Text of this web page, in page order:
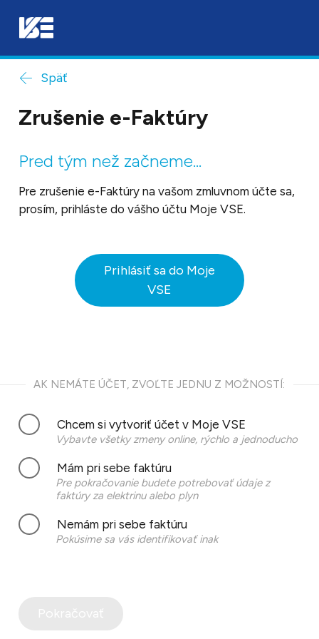
Späť
Zrušenie e-Faktúry
Pred tým než začneme...
Pre zrušenie e-Faktúry na vašom zmluvnom účte sa,
prosím, prihláste do vášho účtu Moje VSE.
Prihlásiť sa do Moje
VSE
AK NEMÁTE ÚČET, ZVOĽTE JEDNU Z MOŽNOSTÍ:
Chcem si vytvoriť účet v Moje VSE
Vybavte všetky zmeny online, rýchlo a jednoducho
Mám pri sebe faktúru
Pre pokračovanie budete potrebovať údaje z
faktúry za elektrinu alebo plyn
Nemám pri sebe faktúru
Pokúsime sa vás identifikovať inak